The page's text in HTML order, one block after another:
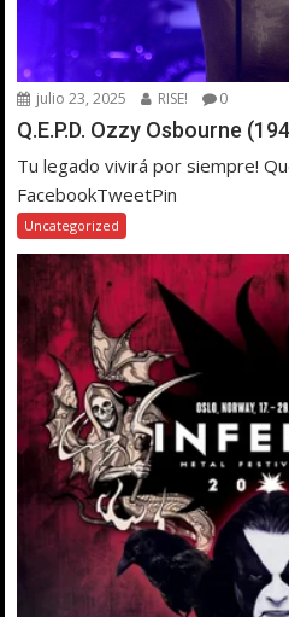
julio 23, 2025 RISE! 0
Q.E.P.D. Ozzy Osbourne
Tu legado vivirá por siempre!
FacebookTweetPin
Uncategorized